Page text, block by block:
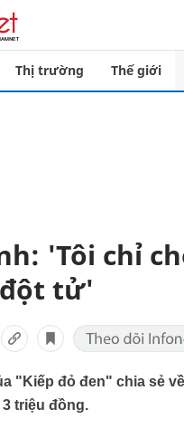
Thị trường Thế giới
'Tôi chỉ
tử'
"Kiếp đỏ đen" chia sẻ
triệu đồng.